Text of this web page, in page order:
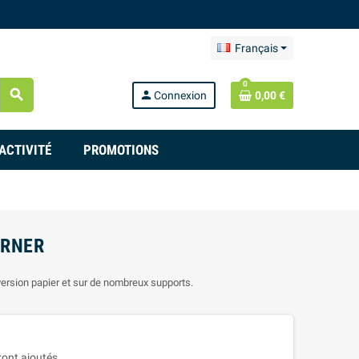
Français
search person Connexion
0
0,00 €
PROMOTIONS
papier et sur de nombreux supports.